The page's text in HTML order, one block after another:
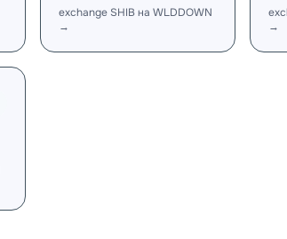
exchange SHIB на WLDDOWN
→
→